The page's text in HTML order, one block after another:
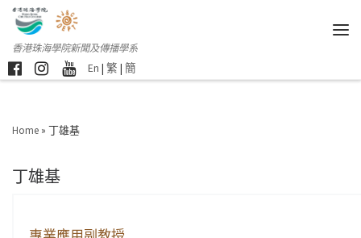
香港珠海學院新聞及傳播學系
En | 繁 | 簡
Home » 丁雄基
丁雄基